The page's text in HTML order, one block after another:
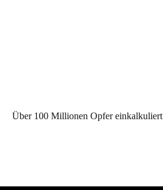
Über 100 Millionen Opfer einkalkuliert